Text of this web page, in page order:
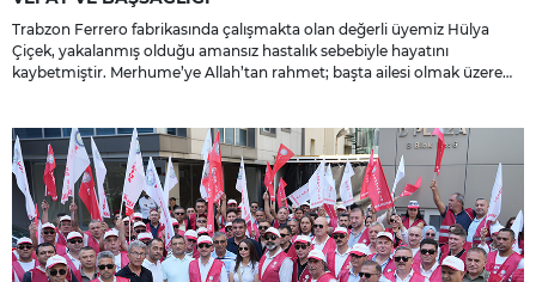
Trabzon Ferrero fabrikasında çalışmakta olan değerli üyemiz Hülya
Çiçek, yakalanmış olduğu amansız hastalık sebebiyle hayatını
kaybetmiştir. Merhume’ye Allah’tan rahmet; başta ailesi olmak üzere